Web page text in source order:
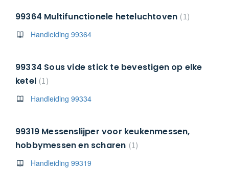
99364 Multifunctionele heteluchtoven 1
Handleiding 99364
99334 Sous vide stick te bevestigen op elke
ketel 1
Handleiding 99334
99319 Messenslijper voor keukenmessen,
hobbymessen en scharen 1
Handleiding 99319